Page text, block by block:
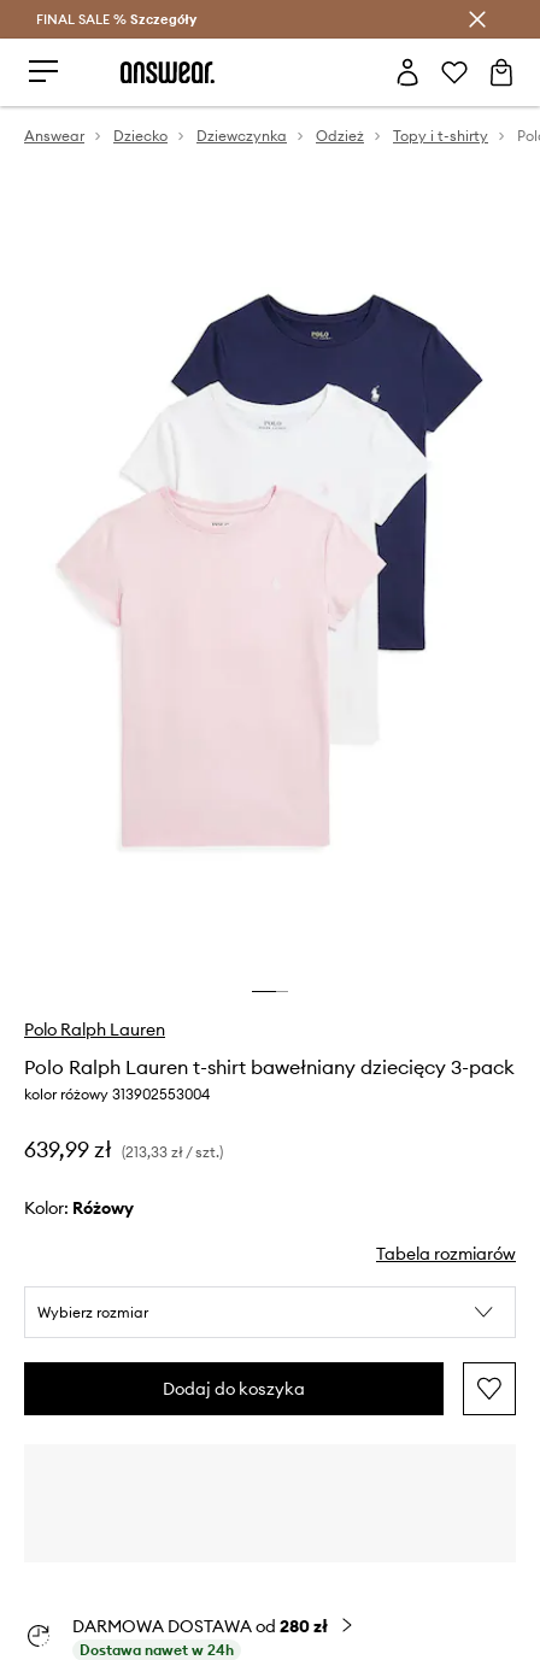
Oszczędzaj z Answear Club >
FINAL SALE % Szczegóły
Answear Dziecko Dziewczynka Odzież Topy i t-shirty
Polo Ralph Lauren
Polo Ralph Lauren t-shirt bawełniany dziecięcy 3-pack
kolor różowy 313902553004
639,99 zł (213,33 zł / szt.)
Kolor: różowy
Tabela rozmiarów
Wybierz rozmiar
Dodaj do koszyka
DARMOWA DOSTAWA od 280 zł
Dostawa nawet w 24h